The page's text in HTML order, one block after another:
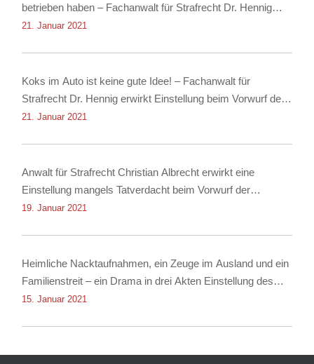
betrieben haben – Fachanwalt für Strafrecht Dr. Hennig
erwirkt Einstellung
21. Januar 2021
Koks im Auto ist keine gute Idee! – Fachanwalt für
Strafrecht Dr. Hennig erwirkt Einstellung beim Vorwurf des
Besitzes von Kokain!
21. Januar 2021
Anwalt für Strafrecht Christian Albrecht erwirkt eine
Einstellung mangels Tatverdacht beim Vorwurf der
Nachstellung
19. Januar 2021
Heimliche Nacktaufnahmen, ein Zeuge im Ausland und ein
Familienstreit – ein Drama in drei Akten Einstellung des
Verfahrens dank Rechtsanwalt für Strafrecht Christian
15. Januar 2021